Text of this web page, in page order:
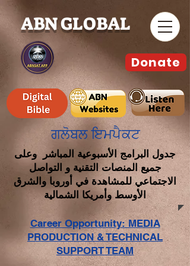
ABN GLOBAL
ਗਲੋਬਲ ਇਮਪੈਕਟ
جدول البرامج الأسبوعية المباشر وعلى
جميع المنصات التقنية و التواصل
الاجتماعي للمشاهدة في أوروبا والشرق
الأوسط وأمريكا الشمالية
Donate
Career Opportunity: MEDIA
PRODUCTION & TECHNICAL
SUPPORT TEAM